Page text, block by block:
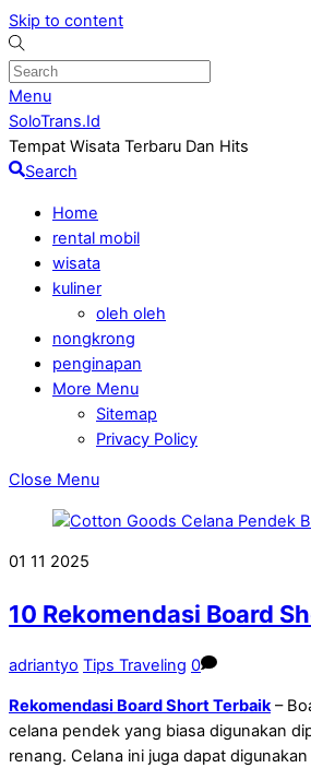
Skip to content
Menu
SoloTrans.Id
Tempat Wisata Terbaru Dan Hits
Search
Home
rental mobil
wisata
kuliner
oleh oleh
nongkrong
penginapan
More Menu
Sitemap
Privacy Policy
Close Menu
01 11 2025
10 Rekomendasi Board
adriantyo Tips Traveling 0
Rekomendasi Board Short Terbaik–
celana pendek yang biasa digunakan
renang. Celana ini juga dapat